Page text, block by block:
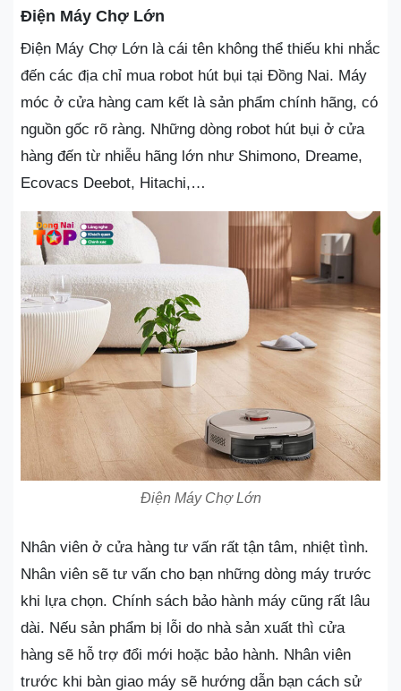
Điện Máy Chợ Lớn
Điện Máy Chợ Lớn là cái tên không thể thiếu khi nhắc
đến các địa chỉ mua robot hút bụi tại Đồng Nai. Máy
móc ở cửa hàng cam kết là sản phẩm chính hãng, có
nguồn gốc rõ ràng. Những dòng robot hút bụi ở cửa
hàng đến từ nhiễu hãng lớn như Shimono, Dreame,
Ecovacs Deebot, Hitachi,…
Điện Máy Chợ Lớn
Nhân viên ở cửa hàng tư vấn rất tận tâm, nhiệt tình.
Nhân viên sẽ tư vấn cho bạn những dòng máy trước
khi lựa chọn. Chính sách bảo hành máy cũng rất lâu
dài. Nếu sản phẩm bị lỗi do nhà sản xuất thì cửa
hàng sẽ hỗ trợ đổi mới hoặc bảo hành. Nhân viên
trước khi bàn giao máy sẽ hướng dẫn bạn cách sử